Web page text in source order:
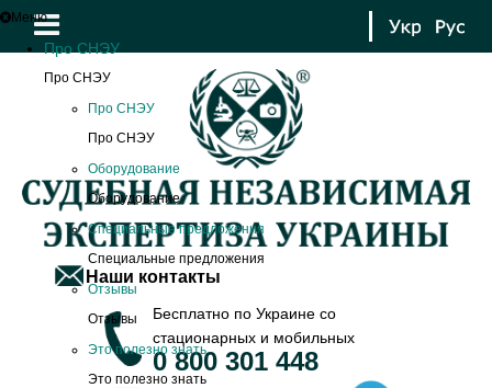
Меню
Про СНЭУ
Про СНЭУ
Про СНЭУ
Про СНЭУ
Оборудование
Оборудование
Специальные предложения
Специальные предложения
Отзывы
Отзывы
Это полезно знать
Это полезно знать
Наши контакты
Бесплатно по Украине со
стационарных и мобильных
0 800 301 448